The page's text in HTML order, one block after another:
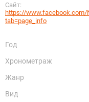
Сайт:
https://www.facebook.com/
tab=page_info
Год
Хронометраж
Жанр
Вид